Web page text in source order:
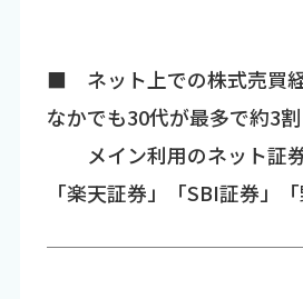
■ ネット上での株式売買経
なかでも30代が最多で約3割
メイン利用のネット証
「楽天証券」「SBI証券」「